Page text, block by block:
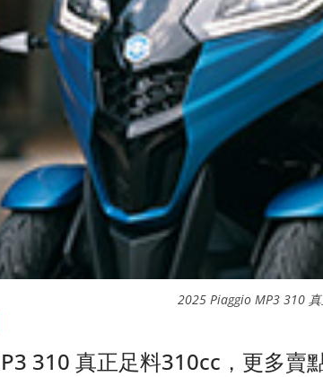
2025 Piaggio MP3 310
310 真正足料310cc，更多賣